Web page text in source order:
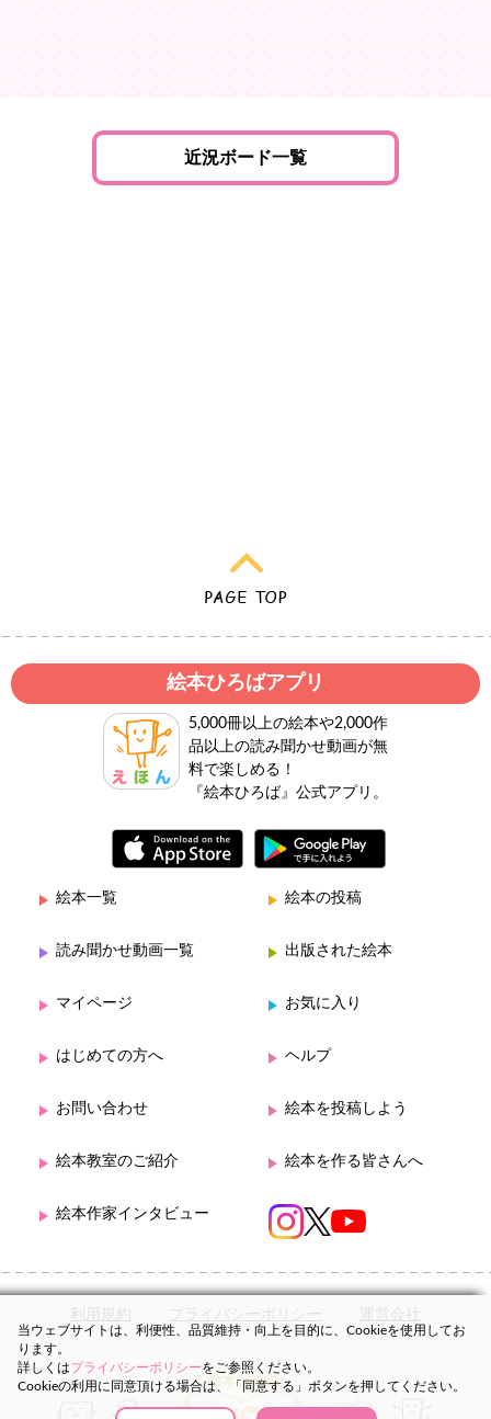
近況ボード一覧
絵本ひろばアプリ
5,000冊以上の絵本や2,000作
品以上の読み聞かせ動画が無
料で楽しめる！
『絵本ひろば』公式アプリ。
絵本一覧 絵本の投稿
読み聞かせ動画一覧 出版された絵本
マイページ お気に入り
はじめての方へ ヘルプ
お問い合わせ 絵本を投稿しよう
絵本教室のご紹介 絵本を作る皆さんへ
絵本作家インタビュー
利用規約 プライバシーポリシー 運営会社
当ウェブサイトは、利便性、品質維持・向上を目的に、Cookieを使用してお
ります。
詳しくはプライバシーポリシーをご参照ください。
Cookieの利用に同意頂ける場合は、「同意する」ボタンを押してください。